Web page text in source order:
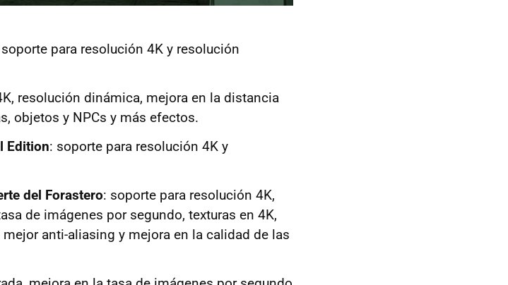
para resolución 4K y resolución
resolución dinámica, mejora en la distancia
objetos y NPCs y más efectos.
Edition: soporte para resolución 4K y
del Forastero: soporte para resolución 4K,
de imágenes por segundo, texturas en 4K,
anti-aliasing y mejora en la calidad de las